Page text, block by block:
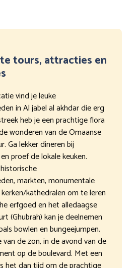
tours, attracties en
vind je leuke
in Al jabel al akhdar die erg
heb je een prachtige flora
wonderen van de Omaanse
Ga lekker dineren bij
proef de lokale keuken.
markten, monumentale
kathedralen om te leren
erfgoed en het alledaagse
(Ghubrah) kan je deelnemen
bowlen en bungeejumpen.
de zon, in de avond van de
op de boulevard. Met een